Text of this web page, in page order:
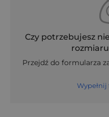
Czy potrzebujesz
Przejdź do formularza